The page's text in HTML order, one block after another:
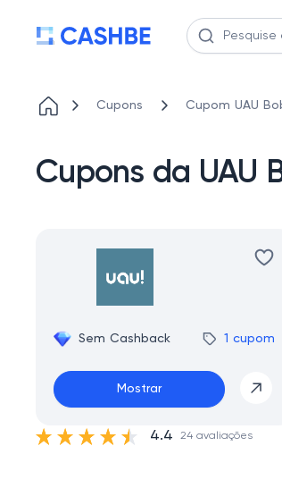
Cupons Cupom UAU
Cupons da UAU
Sem Cashback 1 cupom
Mostrar
4.4 24 avaliações